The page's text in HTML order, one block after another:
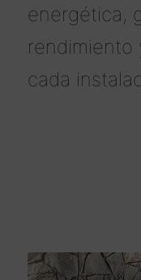
energética,
rendimiento
cada